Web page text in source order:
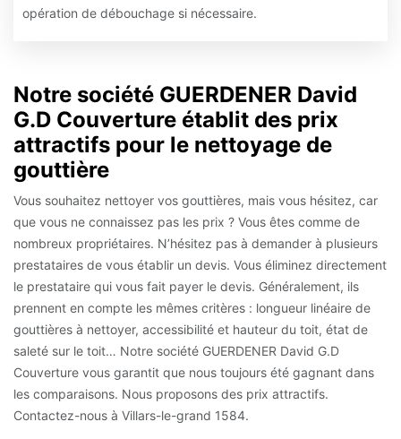
opération de débouchage si nécessaire.
Notre société GUERDENER David
G.D Couverture établit des prix
attractifs pour le nettoyage de
gouttière
Vous souhaitez nettoyer vos gouttières, mais vous hésitez, car
que vous ne connaissez pas les prix ? Vous êtes comme de
nombreux propriétaires. N’hésitez pas à demander à plusieurs
prestataires de vous établir un devis. Vous éliminez directement
le prestataire qui vous fait payer le devis. Généralement, ils
prennent en compte les mêmes critères : longueur linéaire de
gouttières à nettoyer, accessibilité et hauteur du toit, état de
saleté sur le toit… Notre société GUERDENER David G.D
Couverture vous garantit que nous toujours été gagnant dans
les comparaisons. Nous proposons des prix attractifs.
Contactez-nous à Villars-le-grand 1584.